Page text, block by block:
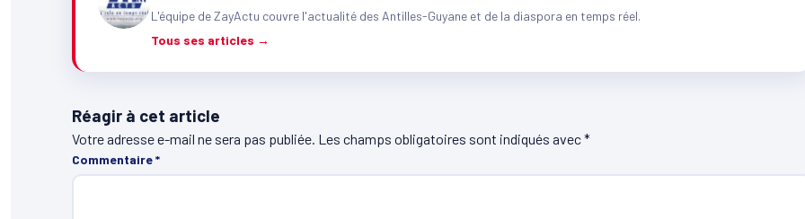
L'équipe de ZayActu couvre l'actualité des Antilles-Guyane et de la diaspora en temps réel.
Tous ses articles →
Réagir à cet article
Votre adresse e-mail ne sera pas publiée. Les champs obligatoires sont indiqués avec*
Commentaire*